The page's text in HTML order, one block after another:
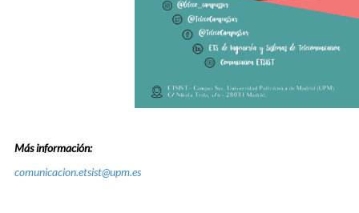
Más información:
comunicacion.etsist@upm.es